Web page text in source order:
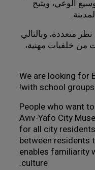
We are looking for
with school groups!
People who want
Aviv-Yafo City
for all city
between residents
enables familiarity
culture.